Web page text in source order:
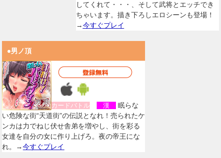
してくれて・・・、そして武将とエッチでき
ちゃいます。描き下ろしエロシーンも登場！
→今すぐプレイ
●男ノ頂
カードバトル 漢
眠らな
い危険な街“天道街”の伝説となれ！売られたケ
ンカは力でねじ伏せ舎弟を増やし、街を彩る
女達を自分の女に作り上げろ。夜の帝王にな
れ。→今すぐプレイ